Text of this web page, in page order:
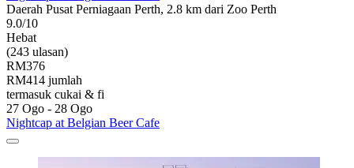
Daerah Pusat Perniagaan Perth, 2.8 km dari Zoo Perth
9.0/10
Hebat
(243 ulasan)
RM376
RM414 jumlah
termasuk cukai & fi
27 Ogo - 28 Ogo
Nightcap at Belgian Beer Cafe